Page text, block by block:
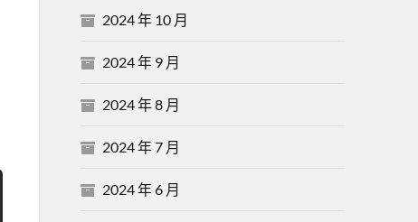
2024 年 10 月
2024 年 9 月
2024 年 8 月
2024 年 7 月
2024 年 6 月